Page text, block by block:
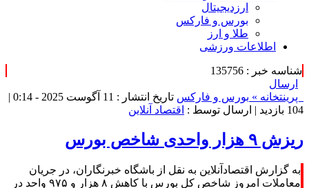
ارزدیجیتال
بورس و فارکس
طلا و ارز
اطلاعات ورزشی
شناسه خبر : 135756
ارسال
پرینتخانه » بورس و فارکس تاریخ انتشار : 11 آگوست 2025 - 0:14 |
104 بازدید
| ارسال توسط : اقتصاد آنلاین
ریزش ۹ هزار واحدی شاخص بورس
به گزارش اقتصادآنلاین به نقل از باشگاه خبرنگاران، در جریان
معاملات امروز شاخص کل بورس با کاهش ۸ هزار و ۹۷۵ واحد در